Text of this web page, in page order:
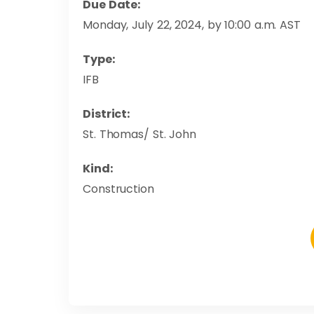
Due Date:
Monday, July 22, 2024, by 10:00 a.m. AST
Type:
IFB
District:
St. Thomas/ St. John
Kind:
Construction